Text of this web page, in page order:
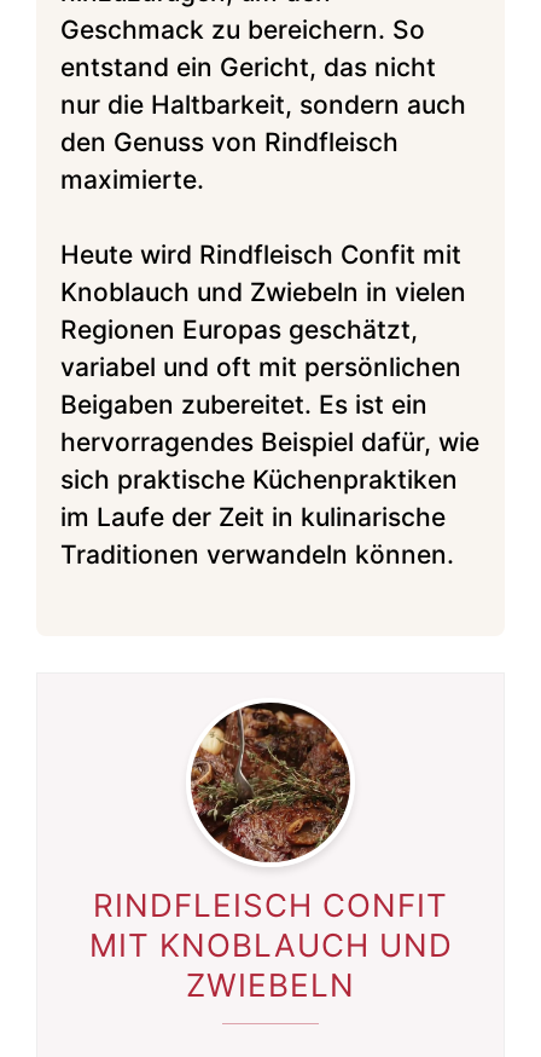
Geschmack zu bereichern. So
entstand ein Gericht, das nicht
nur die Haltbarkeit, sondern auch
den Genuss von Rindfleisch
maximierte.
Heute wird Rindfleisch Confit mit
Knoblauch und Zwiebeln in vielen
Regionen Europas geschätzt,
variabel und oft mit persönlichen
Beigaben zubereitet. Es ist ein
hervorragendes Beispiel dafür, wie
sich praktische Küchenpraktiken
im Laufe der Zeit in kulinarische
Traditionen verwandeln können.
RINDFLEISCH CONFIT
MIT KNOBLAUCH UND
ZWIEBELN